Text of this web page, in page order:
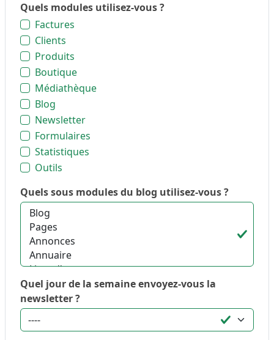
Quels modules utilisez-vous ?
Factures
Clients
Produits
Boutique
Médiathèque
Blog
Newsletter
Formulaires
Statistiques
Outils
Quels sous modules du blog utilisez-vous ?
Quel jour de la semaine envoyez-vous la
newsletter ?